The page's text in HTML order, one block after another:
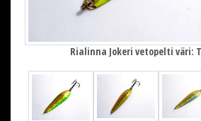
Rialinna Jokeri vetopelti väri: